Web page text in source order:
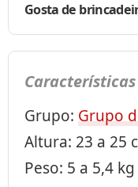
Gosta de
Grupo: Grupo
Altura: 23 a 25
Peso: 5 a 5,4